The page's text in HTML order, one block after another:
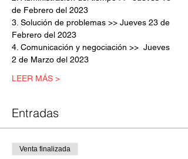
de Febrero del 2023
3. Solución de problemas >> Jueves 23 de
Febrero del 2023
4. Comunicación y negociación >>  Jueves
2 de Marzo del 2023
LEER MÁS >
Entradas
Venta finalizada